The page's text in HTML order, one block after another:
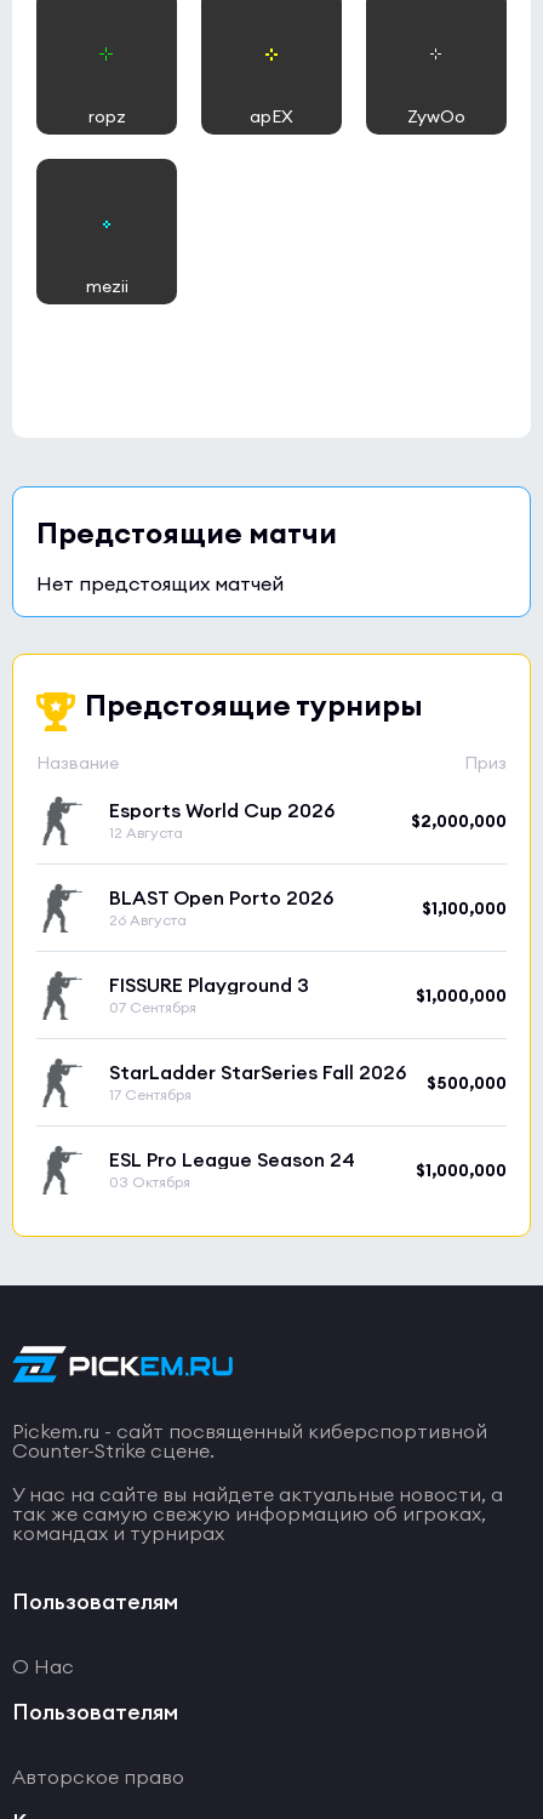
ropz apEX ZywOo
mezii
Предстоящие матчи
Нет предстоящих матчей
Предстоящие турниры
Название Приз
Esports World Cup 2026
12 Августа
$2,000,000
BLAST Open Porto 2026
26 Августа
$1,100,000
FISSURE Playground 3
07 Сентября
$1,000,000
StarLadder StarSeries Fall 2026
17 Сентября
$500,000
ESL Pro League Season 24
03 Октября
$1,000,000
Pickem.ru - сайт посвященный киберспортивной
Counter-Strike сцене.
У нас на сайте вы найдете актуальные новости, а
так же самую свежую информацию об игроках,
командах и турнирах
Пользователям
О Нас
Пользователям
Авторское право